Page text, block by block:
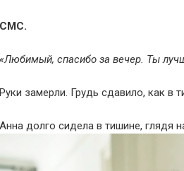
СМС.
«Любимый, спасибо за вечер. Ты
Руки замерли. Грудь сдавило, как в
Анна долго сидела в тишине, глядя